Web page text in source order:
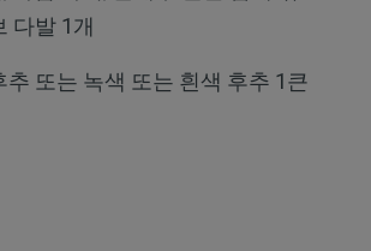
다발 1개
추 또는 녹색 또는 흰색 후추 1큰